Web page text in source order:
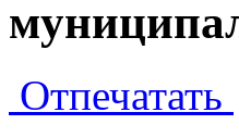
Отпечатать